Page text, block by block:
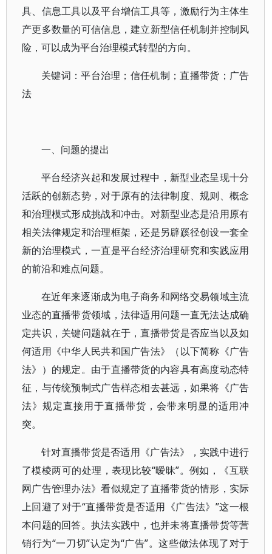
具、信息工具以及平台增信工具等，激励行为主体生
产更多数量的可信信息，建立新型信任机制并控制风
险，可以成为平台治理模式转型的方向。
关键词：平台治理；信任机制；直播带货；广告
法
一、问题的提出
平台经济兴起和发展过程中，新型业态呈现十分
活跃的创新态势，对于原有的法律制度、规则、概念
和治理模式形成挑战和冲击。对新型业态是沿用原有
相关法律规定和治理框架，还是另辟蹊径创设一套全
新的治理模式，一直是平台经济治理研究和实践应用
的前沿和难点问题。
在近年来逐渐成为电子商务和网络交易领域主流
业态的直播带货领域，法律适用问题一直无法达成确
定共识，关键问题就在于，直播带货是否应当以及如
何适用《中华人民共和国广告法》（以下简称《广告
法》）的规定。由于直播带货的内容具有高度动态特
征，与传统预制式广告样态相去甚远，如果将《广告
法》规定直接用于直播带货，会带来明显的适用冲
突。
针对直播带货是否适用《广告法》，实践中进行
了模棱两可的处理，表现比较“暧昧”。例如，《互联
网广告管理办法》看似规定了直播带货的情形，实际
上回避了对于“直播带货是否适用《广告法》”这一根
本问题的回答。执法实践中，也并未将直播带货等营
销行为“一刀切”认定为“广告”。这些做法体现了对于